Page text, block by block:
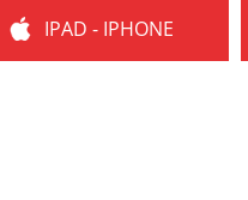
IPAD - IPHONE